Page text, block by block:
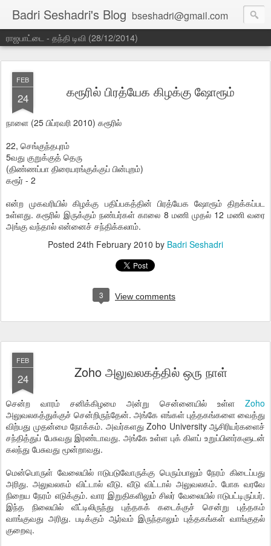
Badri Seshadri's Blog bseshadri@gmail.com
ராஜபாட்டை - தந்தி டிவி (28/12/2014)
FEB
24 கரூரில் பிரத்யேக கிழக்கு ஷோரூம்
நாளை (25 பிப்ரவரி 2010) கரூரில்
22, செங்குந்தபுரம்
5வது குறுக்குத் தெரு
(திண்ணப்பா திரையரங்குக்குப் பின்புறம்)
கரூர் - 2
என்ற முகவரியில் கிழக்கு பதிப்பகத்தின் பிரத்யேக ஷோரூம் திறக்கப்பட
உள்ளது. கரூரில் இருக்கும் நண்பர்கள் காலை 8 மணி முதல் 12 மணி வரை
அங்கு வந்தால் என்னைச் சந்திக்கலாம்.
Posted 24th February 2010 by Badri Seshadri
3 View comments
FEB
24 Zoho அலுவலகத்தில் ஒரு நாள்
சென்ற வாரம் சனிக்கிழமை அன்று சென்னையில் உள்ள Zoho
அலுவலகத்துக்குச் சென்றிருந்தேன். அங்கே எங்கள் புத்தகங்களை வைத்து
விற்பது முதன்மை நோக்கம். அவர்களது Zoho University ஆசிரியர்களைச்
சந்தித்துப் பேசுவது இரண்டாவது. அங்கே உள்ள புக் கிளப் உறுப்பினர்களுடன்
கலந்து பேசுவது மூன்றாவது.
மென்பொருள் வேலையில் ஈடுபடுவோருக்கு பெரும்பாலும் நேரம் கிடைப்பது
அரிது. அலுவலகம் விட்டால் வீடு. வீடு விட்டால் அலுவலகம். போக வரவே
நிறைய நேரம் எடுக்கும். வார இறுதிகளிலும் சிலர் வேலையில் ஈடுபட்டிருப்பர்.
இந்த நிலையில் வீட்டிலிருந்து புத்தகக் கடைக்குச் சென்று புத்தகம்
வாங்குவது அரிது. படிக்கும் ஆர்வம் இருந்தாலும் புத்தகங்கள் வாங்குதல்
குறைவு.